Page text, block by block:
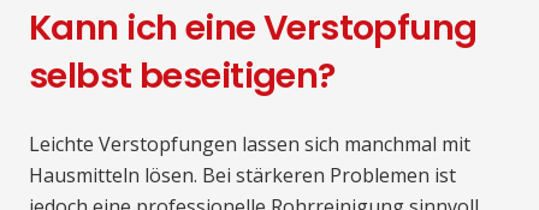
Kann ich eine Verstopfung
selbst beseitigen?
Leichte Verstopfungen lassen sich manchmal mit
Hausmitteln lösen. Bei stärkeren Problemen ist